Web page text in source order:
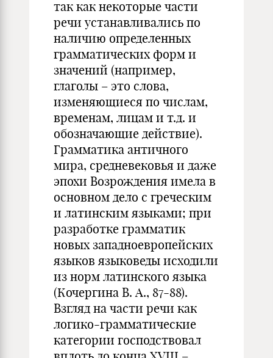
так как некоторые части
речи устанавливались по
наличию определенных
грамматических форм и
значений (например,
глаголы – это слова,
изменяющиеся по числам,
временам, лицам и т.д. и
обозначающие действие).
Грамматика античного
мира, средневековья и даже
эпохи Возрождения имела в
основном дело с греческим
и латинским языками; при
разработке грамматик
новых западноевропейских
языков языковеды исходили
из норм латинского языка
(Кочергина В. А., 87-88).
Взгляд на части речи как
логико-грамматические
категории господствовал